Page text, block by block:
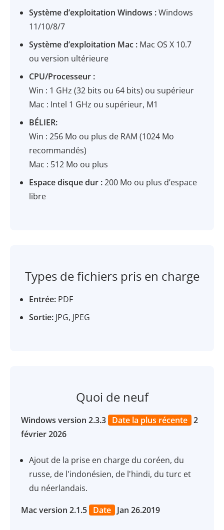
Système d’exploitation Windows :Windows
11/10/8/7
Système d’exploitation Mac : Mac OS X 10.7
ou version ultérieure
CPU/Processeur :
Win : 1 GHz (32 bits ou 64 bits) ou supérieur
Mac : Intel 1 GHz ou supérieur, M1
BÉLIER:
Win : 256 Mo ou plus de RAM (1024 Mo
recommandés)
Mac : 512 Mo ou plus
Espace disque dur :200 Mo ou plus d’espace
libre
Types de fichiers pris en charge
Entrée: PDF
Sortie: JPG, JPEG
Quoi de neuf
Windows version 2.3.3 Date la plus récente 2
février 2026
Ajout de la prise en charge du coréen, du
russe, de l'indonésien, de l'hindi, du turc et
du néerlandais.
Mac version 2.1.5 Date Jan 26.2019